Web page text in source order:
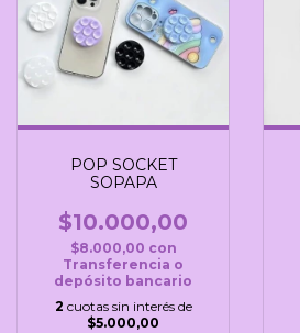
POP SOCKET
SOPAPA
$10.000,00
$8.000,00 con
Transferencia o
depósito bancario
2 cuotas sin interés de
$5.000,00